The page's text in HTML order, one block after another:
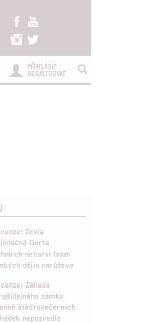
PŘIHLÁSIT
REGISTROVAT
Zcela
Gerta
nebarví hnus
dějin narůžovo
Záhada
zámku
štědrovečerních
nepozvedla